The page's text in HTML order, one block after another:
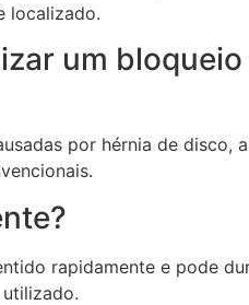
localizado.
um bloqueio
por hérnia de disco,
rapidamente e pode